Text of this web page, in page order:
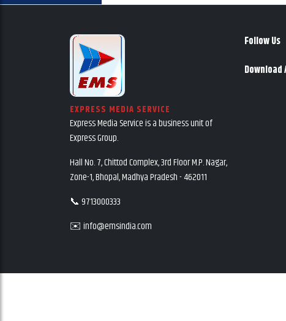
EXPRESS MEDIA SERVICE
Express Media Service is a business unit of
Express Group.
Hall No. 7, Chittod Complex, 3rd Floor M.P. Nagar,
Zone-1, Bhopal, Madhya Pradesh - 462011
📞 9713000333
✉️ info@emsindia.com
Follow Us
Download